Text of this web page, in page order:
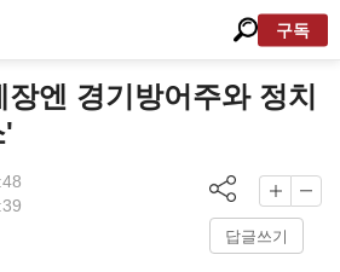
구독
엔 경기방어주와 정치
'
답글쓰기